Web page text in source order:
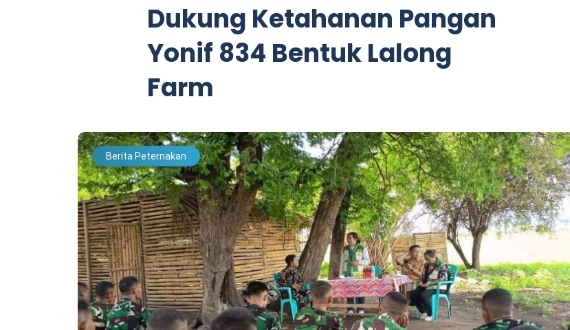
Dukung Ketahanan Pangan
Yonif 834 Bentuk Lalong
Farm
Berita Peternakan